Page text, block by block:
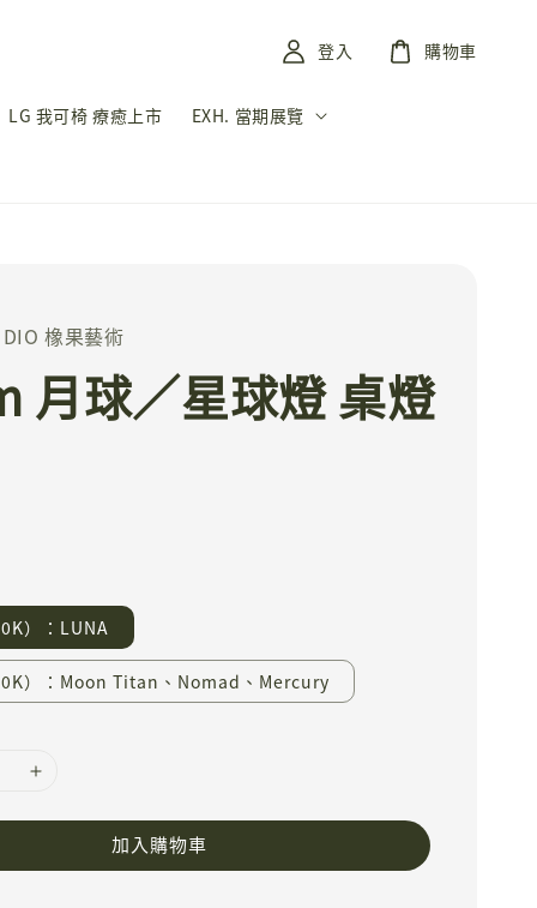
LG 我可椅 療癒上市 EXH. 當期展覽
登入 購物車
橡果藝術
月球／星球燈 桌燈
）：LUNA
）：Moon Titan、Nomad、Mercury
加入購物車